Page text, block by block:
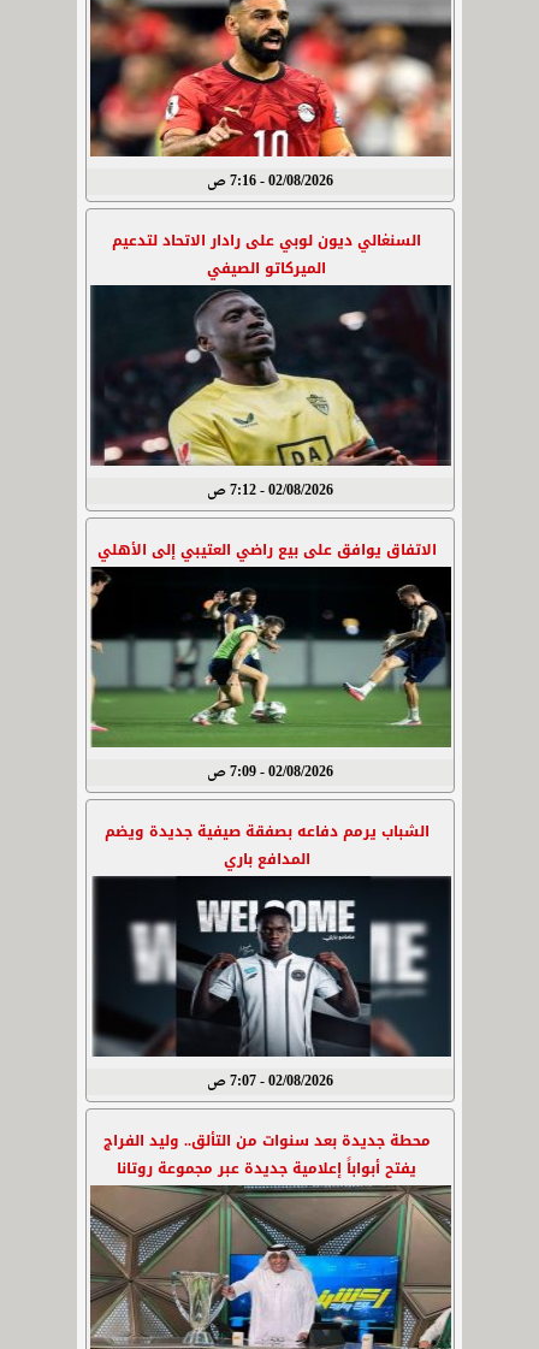
02/08/2026 - 7:16 ص
السنغالي ديون لوبي على رادار الاتحاد لتدعيم
الميركاتو الصيفي
02/08/2026 - 7:12 ص
الاتفاق يوافق على بيع راضي العتيبي إلى الأهلي
02/08/2026 - 7:09 ص
الشباب يرمم دفاعه بصفقة صيفية جديدة ويضم
المدافع باري
02/08/2026 - 7:07 ص
محطة جديدة بعد سنوات من التألق.. وليد الفراج
يفتح أبواباً إعلامية جديدة عبر مجموعة روتانا